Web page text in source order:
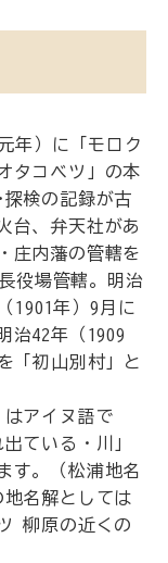
年）に「モロク
タコベツ」の本
検の記録が古
台、弁天社があ
庄内藩の管轄を
役場管轄。明治
1901年）9月に
治42年（1909
「初山別村」と
アイヌ語で
ている・川」
す。（松浦地名
名解としては
柳原の近くの